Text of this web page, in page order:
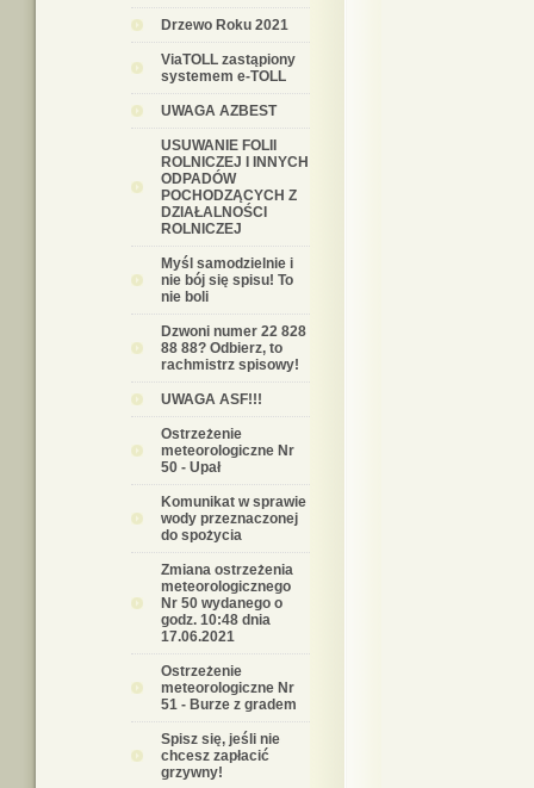
Drzewo Roku 2021
ViaTOLL zastąpiony
systemem e-TOLL
UWAGA AZBEST
USUWANIE FOLII
ROLNICZEJ I INNYCH
ODPADÓW
POCHODZĄCYCH Z
DZIAŁALNOŚCI
ROLNICZEJ
Myśl samodzielnie i
nie bój się spisu! To
nie boli
Dzwoni numer 22 828
88 88? Odbierz, to
rachmistrz spisowy!
UWAGA ASF!!!
Ostrzeżenie
meteorologiczne Nr
50 - Upał
Komunikat w sprawie
wody przeznaczonej
do spożycia
Zmiana ostrzeżenia
meteorologicznego
Nr 50 wydanego o
godz. 10:48 dnia
17.06.2021
Ostrzeżenie
meteorologiczne Nr
51 - Burze z gradem
Spisz się, jeśli nie
chcesz zapłacić
grzywny!